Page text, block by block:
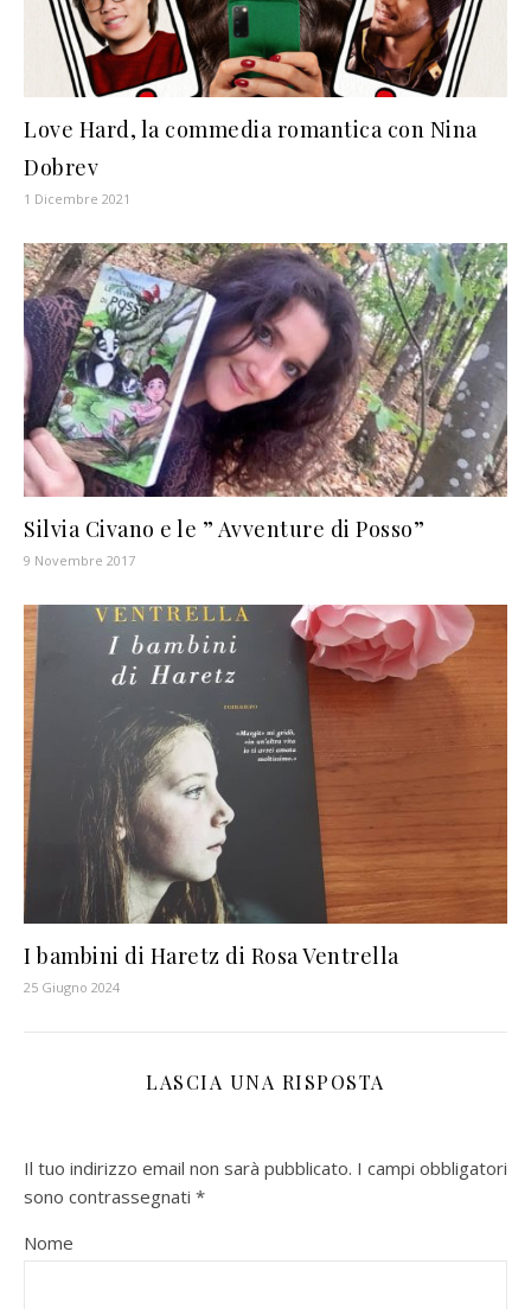
Love Hard, la commedia romantica con Nina
Dobrev
1 Dicembre 2021
Silvia Civano e le ” Avventure di Posso”
9 Novembre 2017
I bambini di Haretz di Rosa Ventrella
25 Giugno 2024
LASCIA UNA RISPOSTA
Il tuo indirizzo email non sarà pubblicato. I campi obbligatori
sono contrassegnati *
Nome